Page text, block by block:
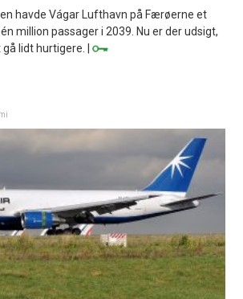
havde Vágar Lufthavn på Færøerne et
million passager i 2039. Nu er der udsigt,
lidt hurtigere. |